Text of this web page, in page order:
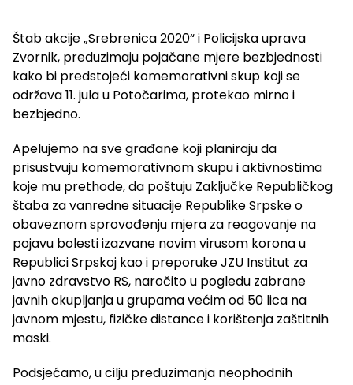
Štab akcije „Srebrenica 2020“ i Policijska uprava
Zvornik, preduzimaju pojačane mjere bezbjednosti
kako bi predstojeći komemorativni skup koji se
održava 11. jula u Potočarima, protekao mirno i
bezbjedno.
Apelujemo na sve građane koji planiraju da
prisustvuju komemorativnom skupu i aktivnostima
koje mu prethode, da poštuju Zaključke Republičkog
štaba za vanredne situacije Republike Srpske o
obaveznom sprovođenju mjera za reagovanje na
pojavu bolesti izazvane novim virusom korona u
Republici Srpskoj kao i preporuke JZU Institut za
javno zdravstvo RS, naročito u pogledu zabrane
javnih okupljanja u grupama većim od 50 lica na
javnom mjestu, fizičke distance i korištenja zaštitnih
maski.
Podsjećamo, u cilju preduzimanja neophodnih